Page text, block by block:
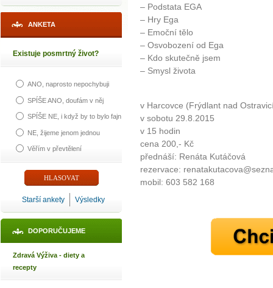
ANKETA
Existuje posmrtný život?
ANO, naprosto nepochybuji
SPÍŠE ANO, doufám v něj
SPÍŠE NE, i když by to bylo fajn
NE, žijeme jenom jednou
Věřím v převtělení
Starší ankety Výsledky
DOPORUČUJEME
Zdravá Výživa - diety a
recepty
– Podstata EGA
– Hry Ega
– Emoční tělo
– Osvobození od Ega
– Kdo skutečně jsem
– Smysl života
v Harcovce (Frýdlant nad
v sobotu 29.8.2015
v 15 hodin
cena 200,- Kč
přednáší: Renáta Kutáčová
rezervace:
mobil: 603 582 168